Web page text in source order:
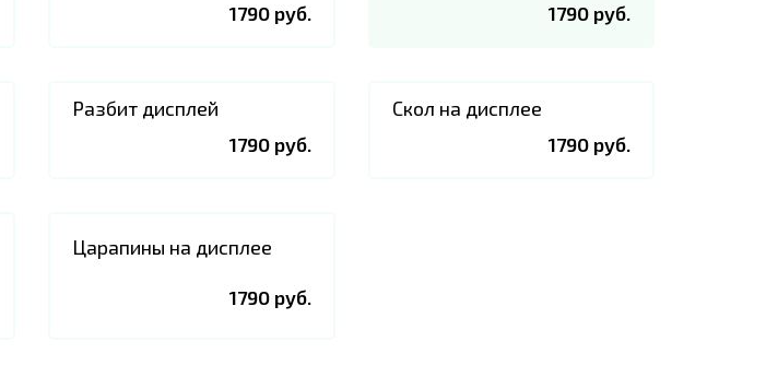
1790 руб.
1790 руб.
Разбит дисплей
1790 руб.
Скол на дисплее
1790 руб.
Царапины на дисплее
1790 руб.